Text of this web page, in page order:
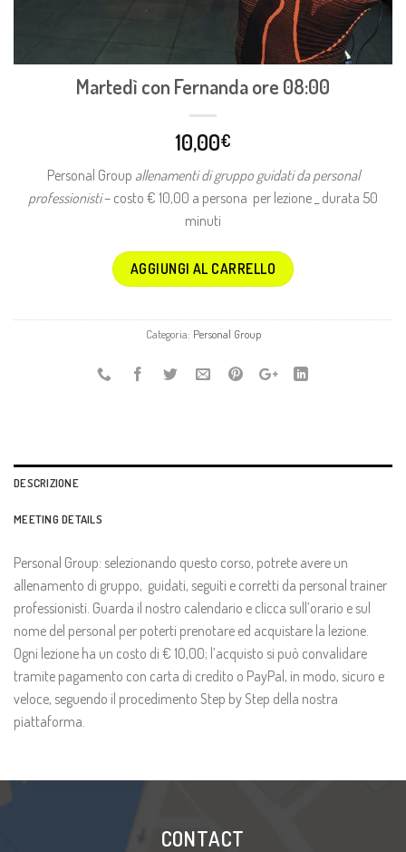
Martedì con Fernanda ore 08:00
10,00€
Personal Group allenamenti di gruppo guidati da personal
professionisti– costo € 10,00 a persona per lezione _ durata 50
minuti
AGGIUNGI AL CARRELLO
Categoria: Personal Group
DESCRIZIONE
MEETING DETAILS
Personal Group: selezionando questo corso, potrete avere un
allenamento di gruppo, guidati, seguiti e corretti da personal trainer
professionisti. Guarda il nostro calendario e clicca sull’orario e sul
nome del personal per poterti prenotare ed acquistare la lezione.
Ogni lezione ha un costo di € 10,00; l’acquisto si può convalidare
tramite pagamento con carta di credito o PayPal, in modo, sicuro e
veloce, seguendo il procedimento Step by Step della nostra
piattaforma.
CONTACT